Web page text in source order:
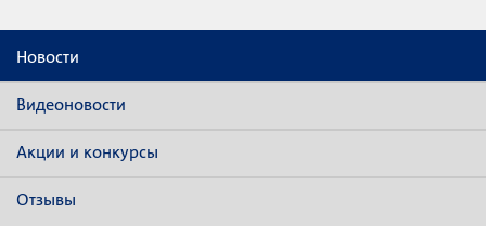
Новости
Видеоновости
Акции и конкурсы
Отзывы